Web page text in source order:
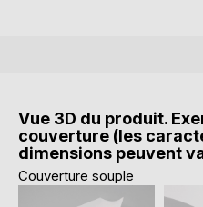
Vue 3D du produit.
couverture (les
dimensions peuvent
Couverture souple